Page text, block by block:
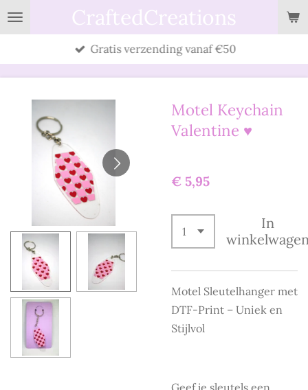
Ga
direct
CraftedCreations
Gratis verzending vanaf €50
Motel Keychain
Valentine ♥
€ 5,95
In
Motel Sleutelhanger met
DTF-Print – Uniek en
Stijlvol
Geef je sleutels een